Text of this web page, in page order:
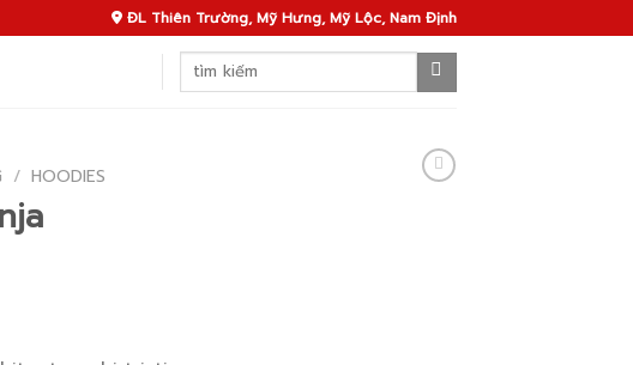
ĐL Thiên Trường, Mỹ Hưng, Mỹ Lộc, Nam Định
Search
/ HOODIES